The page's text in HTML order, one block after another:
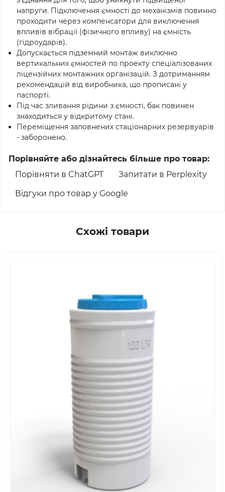
напруги. Підключення ємності до механізмів повинно
проходити через компенсатори для виключення
впливів вібрації (фізичного впливу) на ємність
(гідроударів).
Допускається підземний монтаж виключно
вертикальних ємностей по проекту спеціалізованих
ліцензійних монтажних організацій. З дотриманням
рекомендацій від виробника, що прописані у
паспорті.
Під час зливання рідини з ємності, бак повинен
знаходиться у відкритому стані.
Переміщення заповнених стаціонарних резервуарів
- заборонено.
Порівняйте або дізнайтесь більше про товар:
Порівняти в ChatGPT
Запитати в Perplexity
Відгуки про товар у Google
Схожі товари